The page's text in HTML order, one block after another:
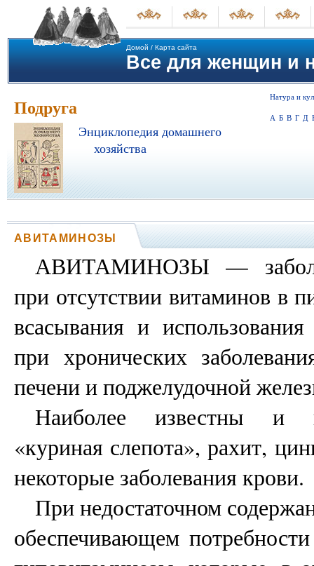
Домой / Карта сайта
Все для женщин и
Подруга
Энциклопедия домашнего
хозяйства
Натура и
А Б В Г Д
АВИТАМИНОЗЫ
АВИТАМИНОЗЫ —
при отсутствии витаминов в
всасывания и
при хронических
печени и поджелудочной
Наиболее известны и
«куриная слепота», рахит,
некоторые заболевания крови.
При недостаточном
обеспечивающем